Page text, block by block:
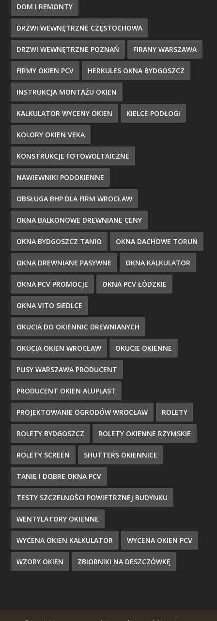
DOM I REMONTY
DRZWI WEWNĘTRZNE CZĘSTOCHOWA
DRZWI WEWNĘTRZNE POZNAŃ FIRANY WARSZAWA
FIRMY OKIEN PCV HERKULES OKNA BYDGOSZCZ
INSTRUKCJA MONTAŻU OKIEN
KALKULATOR WYCENY OKIEN KIELCE PODŁOGI
KOLORY OKIEN VEKA
KONSTRUKCJE FOTOWOLTAICZNE
NAWIEWNIKI PODOKIENNE
OBSŁUGA BHP DLA FIRM WROCŁAW
OKNA BALKONOWE DREWNIANE CENY
OKNA BYDGOSZCZ TANIO OKNA DACHOWE TORUŃ
OKNA DREWNIANE PASYWNE OKNA KALKULATOR
OKNA PCV PROMOCJE OKNA PCV ŁÓDZKIE
OKNA VITO SIEDLCE
OKUCIA DO OKIENNIC DREWNIANYCH
OKUCIA OKIEN WROCŁAW OKUCIE OKIENNE
PLISY WARSZAWA PRODUCENT
PRODUCENT OKIEN ALUPLAST
PROJEKTOWANIE OGRODÓW WROCŁAW ROLETY
ROLETY BYDGOSZCZ ROLETY OKIENNE RZYMSKIE
ROLETY SCREEN SHUTTERS OKIENNICE
TANIE I DOBRE OKNA PCV
TESTY SZCZELNOŚCI POWIETRZNEJ BUDYNKU
WENTYLATORY OKIENNE
WYCENA OKIEN KALKULATOR WYCENA OKIEN PCV
WZORY OKIEN ZBIORNIKI NA DESZCZÓWKĘ